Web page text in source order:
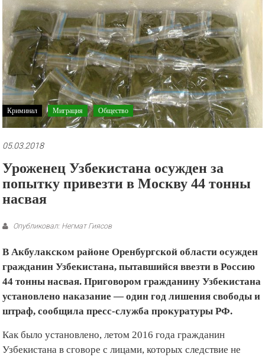
рекламные
ролики
презентации.
Криминал Миграция Общество
05.03.2018
Уроженец Узбекистана осужден за
попытку привезти в Москву 44 тонны
насвая
Опубликовал: Негмат Гиясов
В Акбулакском районе Оренбургской области осужден
гражданин Узбекистана, пытавшийся ввезти в Россию
44 тонны насвая. Приговором гражданину Узбекистана
установлено наказание — один год лишения свободы и
штраф, сообщила пресс-служба прокуратуры РФ.
Как было установлено, летом 2016 года гражданин
Узбекистана в сговоре с лицами, которых следствие не